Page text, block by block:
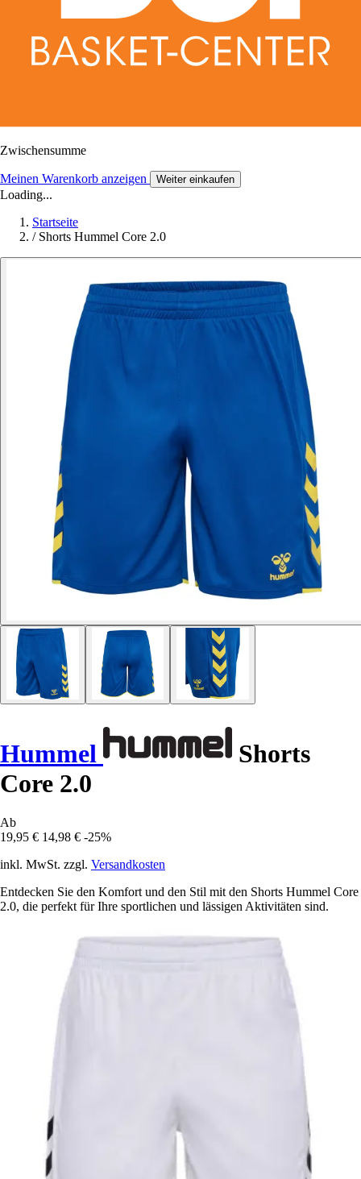
Zwischensumme
Meinen Warenkorb anzeigen Weiter einkaufen
Loading...
Startseite
/ Shorts Hummel Core 2.0
Hummel
Shorts
Core 2.0
Ab
19,95 € 14,98 € -25%
inkl. MwSt. zzgl. Versandkosten
Entdecken Sie den Komfort und den Stil mit den Shorts Hummel Core
2.0, die perfekt für Ihre sportlichen und lässigen Aktivitäten sind.